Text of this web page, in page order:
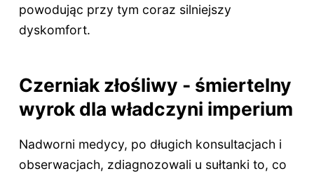
powodując przy tym coraz silniejszy
dyskomfort.
Czerniak złośliwy - śmiertelny
wyrok dla władczyni imperium
Nadworni medycy, po długich konsultacjach i
obserwacjach, zdiagnozowali u sułtanki to, co